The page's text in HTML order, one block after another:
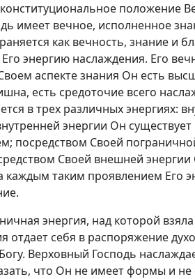
положение
имеет вечное, исполненное
как вечность, знание и
энергию наслаждения. Его
аспекте знания Он есть
есть средоточие всего
в трех различных энергиях:
энергии Он
посредством Своей
Своей внешней
таким проявлением Его
энергия, над которой
отдает себя в распоряжение
Верховный Господь
что Он не имеет формы и не